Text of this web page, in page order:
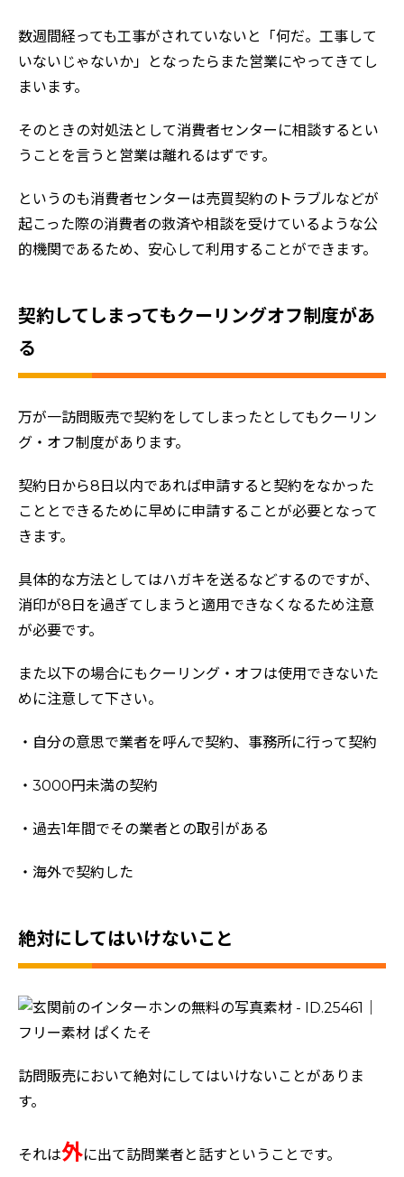
数週間経っても工事がされていないと「何だ。工事して
いないじゃないか」となったらまた営業にやってきてし
まいます。
そのときの対処法として消費者センターに相談するとい
うことを言うと営業は離れるはずです。
というのも消費者センターは売買契約のトラブルなどが
起こった際の消費者の救済や相談を受けているような公
的機関であるため、安心して利用することができます。
契約してしまってもクーリングオフ制度があ
る
万が一訪問販売で契約をしてしまったとしてもクーリン
グ・オフ制度があります。
契約日から8日以内であれば申請すると契約をなかった
こととできるために早めに申請することが必要となって
きます。
具体的な方法としてはハガキを送るなどするのですが、
消印が8日を過ぎてしまうと適用できなくなるため注意
が必要です。
また以下の場合にもクーリング・オフは使用できないた
めに注意して下さい。
・自分の意思で業者を呼んで契約、事務所に行って契約
・3000円未満の契約
・過去1年間でその業者との取引がある
・海外で契約した
絶対にしてはいけないこと
訪問販売において絶対にしてはいけないことがありま
す。
それは外に出て訪問業者と話すということです。